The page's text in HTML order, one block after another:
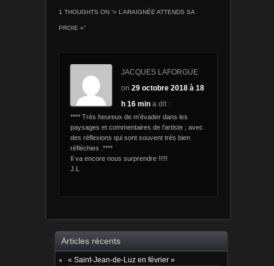
1 THOUGHTS ON “« L’ARAIGNÉE ATTENDS SA
PROIE »”
JACQUES LAFORGUE
on29 octobre 2018 à 18
h 16 min a dit :
**** Très heureux de m’évader dans les
paysages et commentaires de l’artiste ; avec
des réflexions qui sont souvent très bien
réfléchies .****
Il va encore nous surprendre !!!!!
J.L
Articles récents
« Saint-Jean-de-Luz en février »